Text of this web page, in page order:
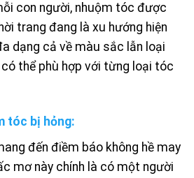
con người, nhuộm tóc được
trang đang là xu hướng hiện
dạng cả về màu sắc lẫn loại
thể phù hợp với từng loại tóc
tóc bị hỏng:
đến điềm báo không hề may
mơ này chính là có một người